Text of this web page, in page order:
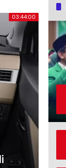
03:44:00